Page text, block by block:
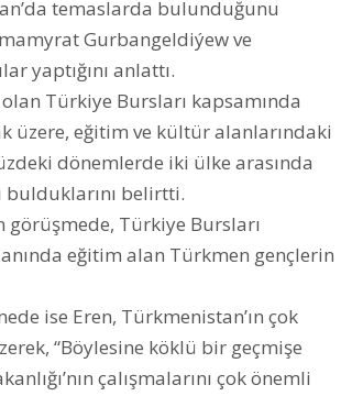
temaslarda bulunduğunu
Gurbangeldiýew ve
yaptığını anlattı.
Türkiye Bursları kapsamında
eğitim ve kültür alanlarındaki
dönemlerde iki ülke arasında
belirtti.
Türkiye Bursları
eğitim alan Türkmen gençlerin
ise Eren, Türkmenistan’ın çok
“Böylesine köklü bir geçmişe
çalışmalarını çok önemli